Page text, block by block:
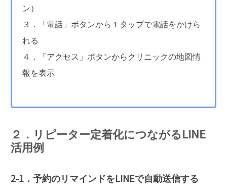
ン）
３．「電話」ボタンから１タップで電話をかけら
れる
４．「アクセス」ボタンからクリニックの地図情
報を表示
２．リピーター定着化につながるLINE
活用例
2-1．予約のリマインドをLINEで自動送信する